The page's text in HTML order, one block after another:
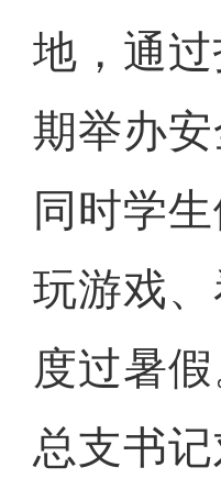
地，通过
期举办
同时学
玩游戏
度过暑
总支书记